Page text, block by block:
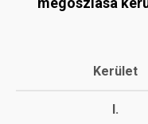
Kerület
I.